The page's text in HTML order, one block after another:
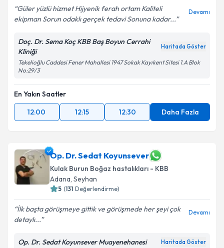
Güler yüzlü hizmet Hijyenik ferah ortam Kaliteli
ekipman Sorun odaklı gerçek tedavi Sonuna kadar...
Devamı
Doç. Dr. Sema Koç KBB Baş Boyun Cerrahi
Kliniği
Haritada Göster
Tekelioğlu Caddesi Fener Mahallesi 1947 Sokak Kayıkent Sitesi 1.A Blok
No:29/3
En Yakın Saatler
12:00
12:15 12:30 Daha Fazla
Op. Dr. Sedat Koyunsever
Kulak Burun Boğaz hastalıkları - KBB
Adana, Seyhan
5 (131 Değerlendirme)
İlk başta görüşmeye gittik ve görüşmede her şeyi çok
detaylı...
Devamı
Op. Dr. Sedat Koyunsever Muayenehanesi Haritada Göster